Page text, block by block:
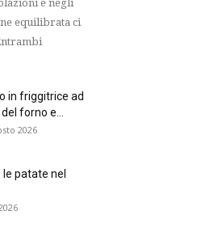
e negli
equilibrata ci
in friggitrice ad
forno e...
2026
patate nel